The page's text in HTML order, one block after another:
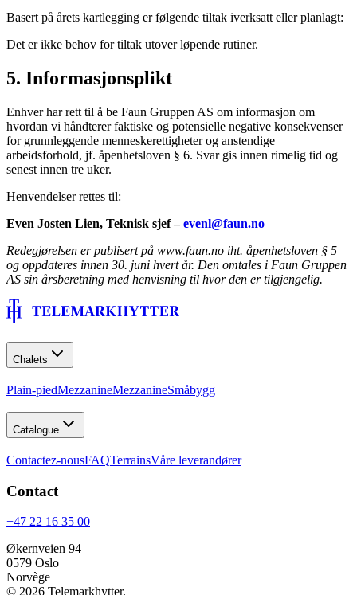
Basert på årets kartlegging er følgende tiltak iverksatt eller planlagt:
Det er ikke behov for tiltak utover løpende rutiner.
5. Informasjonsplikt
Enhver har rett til å be Faun Gruppen AS om informasjon om
hvordan vi håndterer faktiske og potensielle negative konsekvenser
for grunnleggende menneskerettigheter og anstendige
arbeidsforhold, jf. åpenhetsloven § 6. Svar gis innen rimelig tid og
senest innen tre uker.
Henvendelser rettes til:
Even Josten Lien, Teknisk sjef –evenl@faun.no
Redegjørelsen er publisert på www.faun.no iht. åpenhetsloven § 5
og oppdateres innen 30. juni hvert år. Den omtales i Faun Gruppen
AS sin årsberetning med henvisning til hvor den er tilgjengelig.
Chalets
Plain-piedMezzanineMezzanineSmåbygg
Catalogue
Contactez-nousFAQTerrainsVåre leverandører
Contact
+47 22 16 35 00
Økernveien 94
0579 Oslo
Norvège
© 2026 Telemarkhytter.